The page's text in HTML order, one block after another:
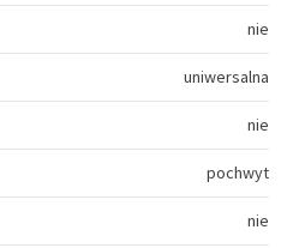
nie
uniwersalna
nie
pochwyt
nie